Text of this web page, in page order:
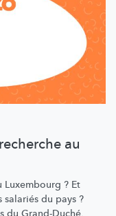
au
Luxembourg ? Et
du pays ?